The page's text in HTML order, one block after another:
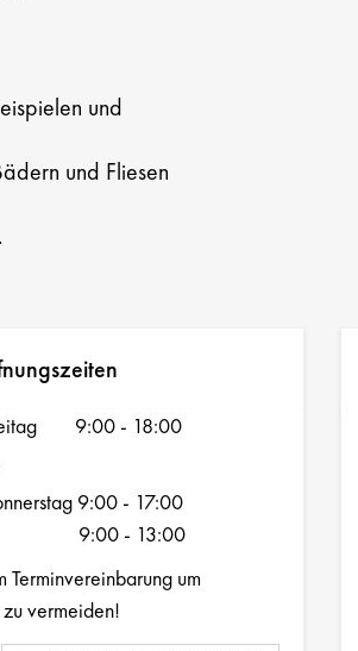
und
und Fliesen
9:00 - 18:00
9:00 - 17:00
9:00 - 13:00
Terminvereinbarung um
vermeiden!